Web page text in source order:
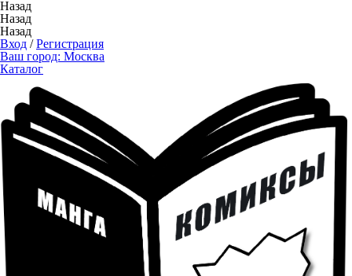
Назад
Назад
Назад
Вход /Регистрация
Ваш город: Москва
Каталог